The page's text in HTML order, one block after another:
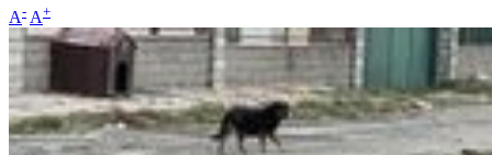
A- A+